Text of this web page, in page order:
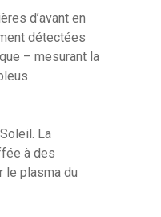
d’avant en
détectées
– mesurant la
La
à des
le plasma du